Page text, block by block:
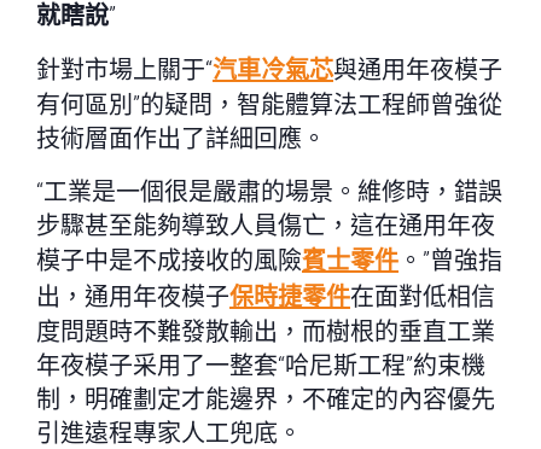
就瞎說”
針對市場上關于“汽車冷氣芯與通用年夜模子
有何區別”的疑問，智能體算法工程師曾強從
技術層面作出了詳細回應。
“工業是一個很是嚴肅的場景。維修時，錯誤
步驟甚至能夠導致人員傷亡，這在通用年夜
模子中是不成接收的風險賓士零件 。”曾強指
出，通用年夜模子保時捷零件在面對低相信
度問題時不難發散輸出，而樹根的垂直工業
年夜模子采用了一整套“哈尼斯工程”約束機
制，明確劃定才能邊界，不確定的內容優先
引進遠程專家人工兜底。